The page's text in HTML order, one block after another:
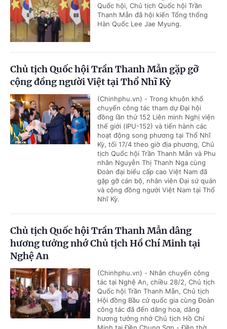
Quốc hội, Chủ tịch Quốc hội Trần
Thanh Mẫn đã hội kiến Tổng thống
Hàn Quốc Lee Jae Myung.
Chủ tịch Quốc hội Trần Thanh Mẫn gặp gỡ
cộng đồng người Việt tại Thổ Nhĩ Kỳ
(Chinhphu.vn) - Trong khuôn khổ
chuyến công tác tham dự Đại hội
đồng lần thứ 152 Liên minh Nghị viện
thế giới (IPU-152) và tiến hành các
hoạt động song phương tại Thổ Nhĩ
Kỳ, tối 17/4 theo giờ địa phương, Chủ
tịch Quốc hội Trần Thanh Mẫn và Phu
nhân Nguyễn Thị Thanh Nga cùng
Đoàn đại biểu cấp cao Việt Nam đã
gặp gỡ cán bộ, nhân viên Đại sứ quán
và cộng đồng người Việt Nam tại Thổ
Nhĩ Kỳ.
Chủ tịch Quốc hội Trần Thanh Mẫn dâng
hương tưởng nhớ Chủ tịch Hồ Chí Minh tại
Nghệ An
(Chinhphu.vn) - Nhân chuyến công
tác tại Nghệ An, chiều 28/2, Chủ tịch
Quốc hội Trần Thanh Mẫn, Chủ tịch
Hội đồng Bầu cử quốc gia cùng Đoàn
công tác đã đến dâng hoa, dâng
hương tưởng nhớ Chủ tịch Hồ Chí